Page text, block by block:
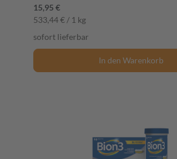
15,95 €
533,44 € / 1 kg
sofort lieferbar
In den Warenkorb